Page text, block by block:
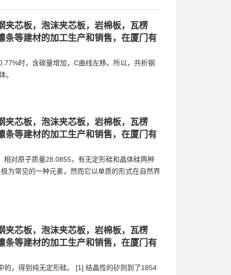
夹芯板，泡沫夹芯板，岩棉板，瓦楞
条等建材的加工生产和销售，在厦门有
时，含碳量增加，C曲线左移。所以，共析钢
。
夹芯板，泡沫夹芯板，岩棉板，瓦楞
条等建材的加工生产和销售，在厦门有
对原子质量28.0855，有无定形硅和晶体硅两种
为常见的一种元素，然而它以单质的形式在自然界
夹芯板，泡沫夹芯板，岩棉板，瓦楞
条等建材的加工生产和销售，在厦门有
的，得到纯无定形硅。 [1] 结晶性的矽则到了1854